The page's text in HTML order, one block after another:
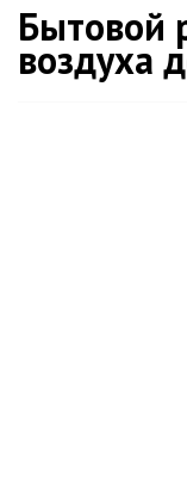
Бытовой
воздуха